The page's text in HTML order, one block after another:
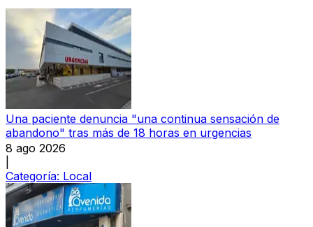
Una paciente denuncia "una continua sensación de
abandono" tras más de 18 horas en urgencias
8 ago 2026
Categoría: Local